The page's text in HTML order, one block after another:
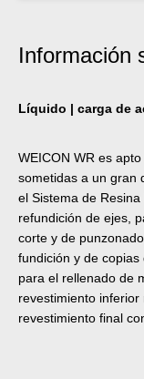
Información
Líquido | carga de
WEICON WR es
sometidas a un gran
el Sistema de
refundición de ejes,
corte y de
fundición y de copias
para el rellenado de
revestimiento
revestimiento final
herramientas,